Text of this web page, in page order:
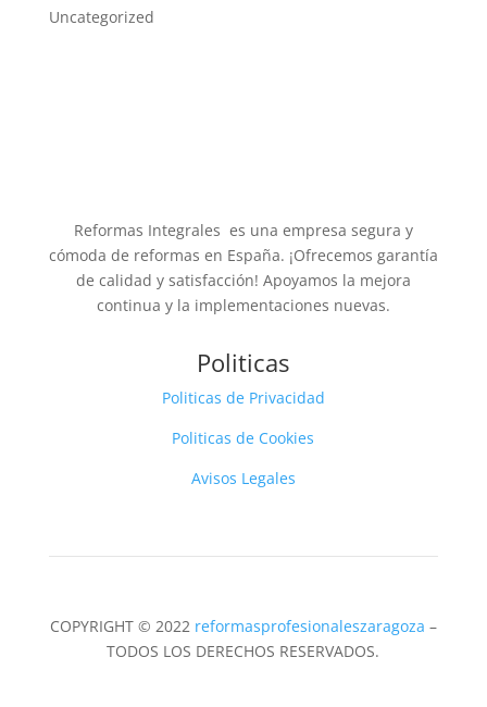
Uncategorized
Reformas Integrales es una empresa segura y
cómoda de reformas en España. ¡Ofrecemos garantía
de calidad y satisfacción! Apoyamos la mejora
continua y la implementaciones nuevas.
Politicas
Politicas de Privacidad
Politicas de Cookies
Avisos Legales
COPYRIGHT © 2022 reformasprofesionaleszaragoza –
TODOS LOS DERECHOS RESERVADOS.